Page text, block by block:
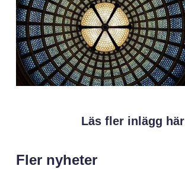
Läs fler inlägg här
Fler nyheter